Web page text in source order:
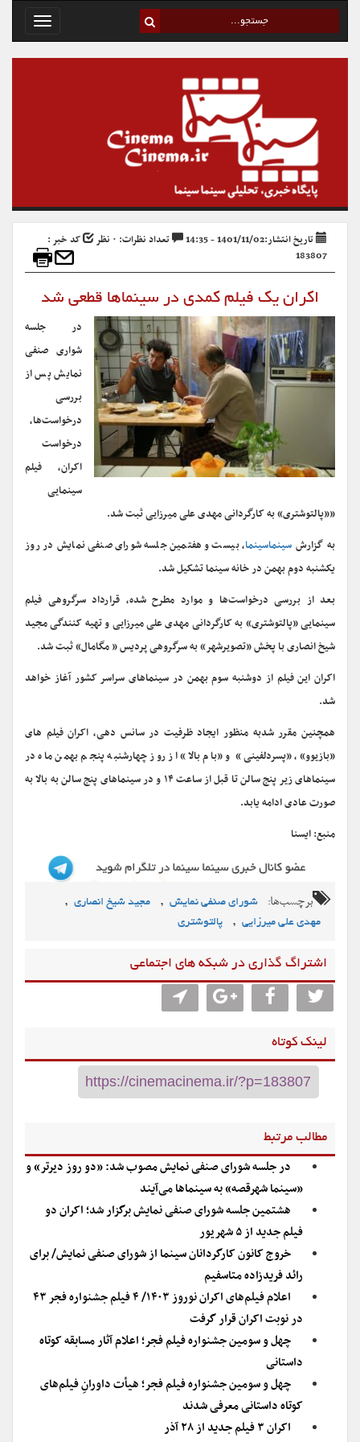
Toggle
تاریخ انتشار:1401/11/02 - 14:35 تعداد نظرات: ۰ نظر
کد خبر :
183807
اکران یک فیلم کمدی در سینماها قطعی شد
در جلسه
شواری صنفی
نمایش پس از
بررسی
درخواست‌ها،
درخواست
اکران، فیلم
سینمایی
««پالتوشتری» به کارگردانی مهدی علی میرزایی ثبت شد.
به گزارشسینماسینما، بیست و هفتمین جلسه شورای صنفی نمایش در روز
یکشنبه دوم بهمن در خانه سینما تشکیل شد.
بعد از بررسی درخواست‌ها و موارد مطرح شده، ‌قرارداد سرگروهی فیلم
سینمایی «پالتوشتری» به کارگردانی مهدی علی میرزایی و تهیه کنندگی مجید
شیخ انصاری با پخش «تصویرشهر» به سرگروهی پردیس « مگامال» ثبت شد.
اکران این فیلم از دوشنبه سوم بهمن در سینماهای سراسر کشور آغاز خواهد
شد.
همچنین مقرر شدبه منظور ایجاد ظرفیت در سانس دهی، اکران فیلم های
«بازیوو»، «پسردلفینی» و «بام بالا» از روز چهارشنبه پنجم بهمن ماه در
سینماهای زیر پنج سالن تا قبل از ساعت ۱۴ و در سینماهای پنج سالن به بالا به
صورت عادی ادامه یابد.
منبع: ایسنا
برچسب‌ها: شورای صنفی نمایش , مجید شیخ انصاری ,
مهدی علی میرزایی , پالتوشتری
اشتراگ گذاری در شبکه های اجتماعی
لینک کوتاه
مطالب مرتبط
در جلسه شورای صنفی نمایش مصوب شد: «دو روز دیرتر» و
«سینما شهرقصه» به سینماها می‌آیند
هشتمین جلسه شورای صنفی نمایش برگزار شد؛ اکران دو
فیلم جدید از ۵ شهریور
خروج کانون کارگردانان سینما از شورای صنفی نمایش/ برای
رائد فریدزاده متاسفیم
اعلام فیلم‌های اکران نوروز ۱۴۰۳/ ۴ فیلم جشنواره فجر ۴۳
در نوبت اکران قرار گرفت
چهل و سومین جشنواره فیلم فجر؛ اعلام آثار مسابقه کوتاه
داستانی
چهل و سومین جشنواره فیلم فجر؛ هیأت داورانِ فیلم‌های
کوتاه داستانی معرفی شدند
اکران ۳ فیلم جدید از ۲۸ آذر